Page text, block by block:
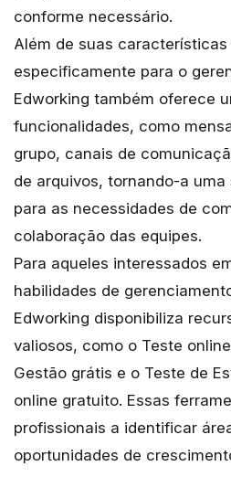
conforme necessário.
Além de suas características
especificamente para o
Edworking também oferece
funcionalidades, como
grupo, canais de
de arquivos, tornando-a
para as necessidades de
colaboração das equipes.
Para aqueles interessados
habilidades de
Edworking disponibiliza
valiosos, como o Teste
Gestão grátis e o Teste de
online gratuito. Essas
profissionais a identificar
oportunidades de